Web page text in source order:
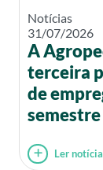
Notícias
31/07/2026
A
terceira
de
semestre
Ler notícia